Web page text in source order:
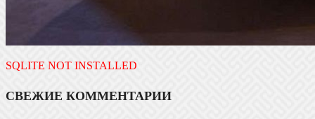
SQLITE NOT INSTALLED
СВЕЖИЕ КОММЕНТАРИИ